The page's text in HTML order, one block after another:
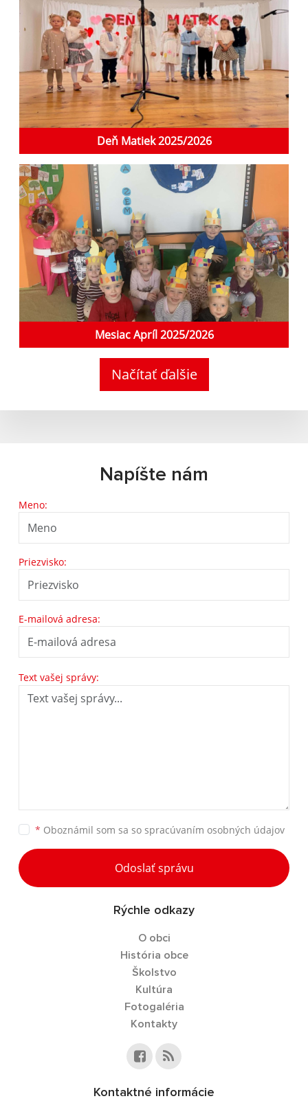
Deň Matiek 2025/2026
Mesiac Apríl 2025/2026
Načítať ďalšie
Napíšte nám
Meno:
Priezvisko:
E-mailová adresa:
Text vašej správy:
* Oboznámil som sa so spracúvaním osobných údajov
Odoslať správu
Rýchle odkazy
O obci
História obce
Školstvo
Kultúra
Fotogaléria
Kontakty
Kontaktné informácie